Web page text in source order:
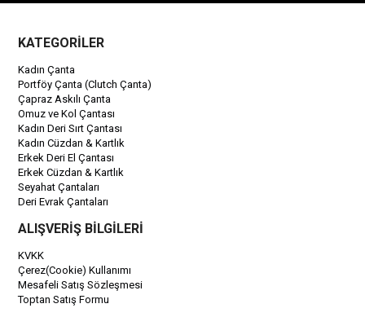
KATEGORİLER
Kadın Çanta
Portföy Çanta (Clutch Çanta)
Çapraz Askılı Çanta
Omuz ve Kol Çantası
Kadın Deri Sırt Çantası
Kadın Cüzdan & Kartlık
Erkek Deri El Çantası
Erkek Cüzdan & Kartlık
Seyahat Çantaları
Deri Evrak Çantaları
ALIŞVERİŞ BİLGİLERİ
KVKK
Çerez(Cookie) Kullanımı
Mesafeli Satış Sözleşmesi
Toptan Satış Formu